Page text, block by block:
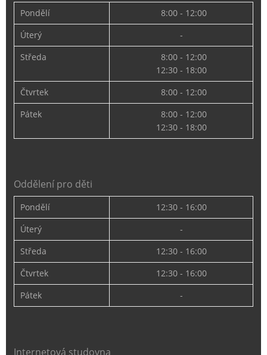
Pondělí
8:00 - 12:00
Úterý
-
Středa
8:00 - 12:00
12:30 - 18:00
Čtvrtek
8:00 - 12:00
Pátek
8:00 - 12:00
12:30 - 18:00
Oddělení pro děti
Pondělí
12:30 - 16:00
Úterý
-
Středa
12:30 - 16:00
Čtvrtek
12:30 - 16:00
Pátek
-
Internetová studovna